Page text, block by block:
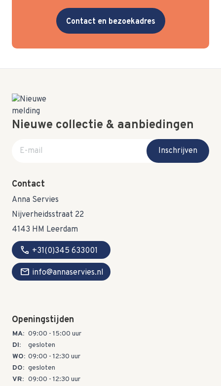
Contact en bezoekadres
Nieuwe collectie & aanbiedingen
E-mail adres
Inschrijven
Contact
Anna Servies
Nijverheidsstraat 22
4143 HM Leerdam
call +31(0)345 633001
mail info@annaservies.nl
Openingstijden
MA: 09:00 - 15:00 uur
DI:
gesloten
WO: 09:00 - 12:30 uur
DO: gesloten
VR: 09:00 - 12:30 uur